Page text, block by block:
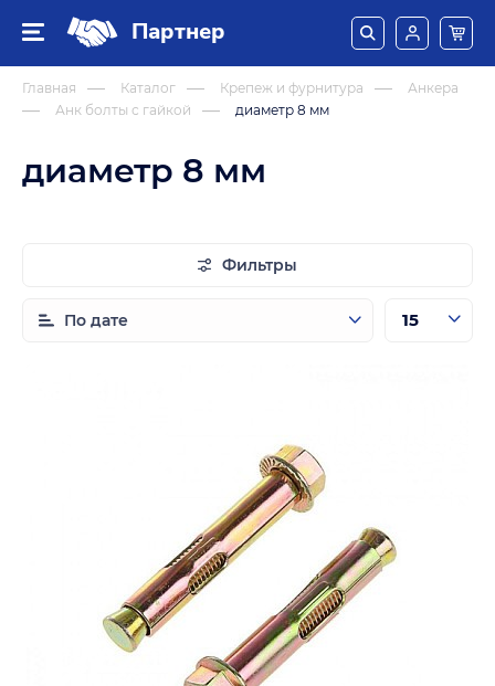
Партнер
Главная Каталог Крепеж и фурнитура
Анкера
Анк болты с гайкой
диаметр 8 мм
диаметр 8 мм
Фильтры